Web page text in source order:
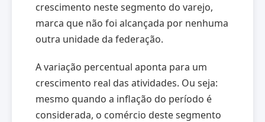
crescimento neste segmento do varejo,
marca que não foi alcançada por nenhuma
outra unidade da federação.
A variação percentual aponta para um
crescimento real das atividades. Ou seja:
mesmo quando a inflação do período é
considerada, o comércio deste segmento